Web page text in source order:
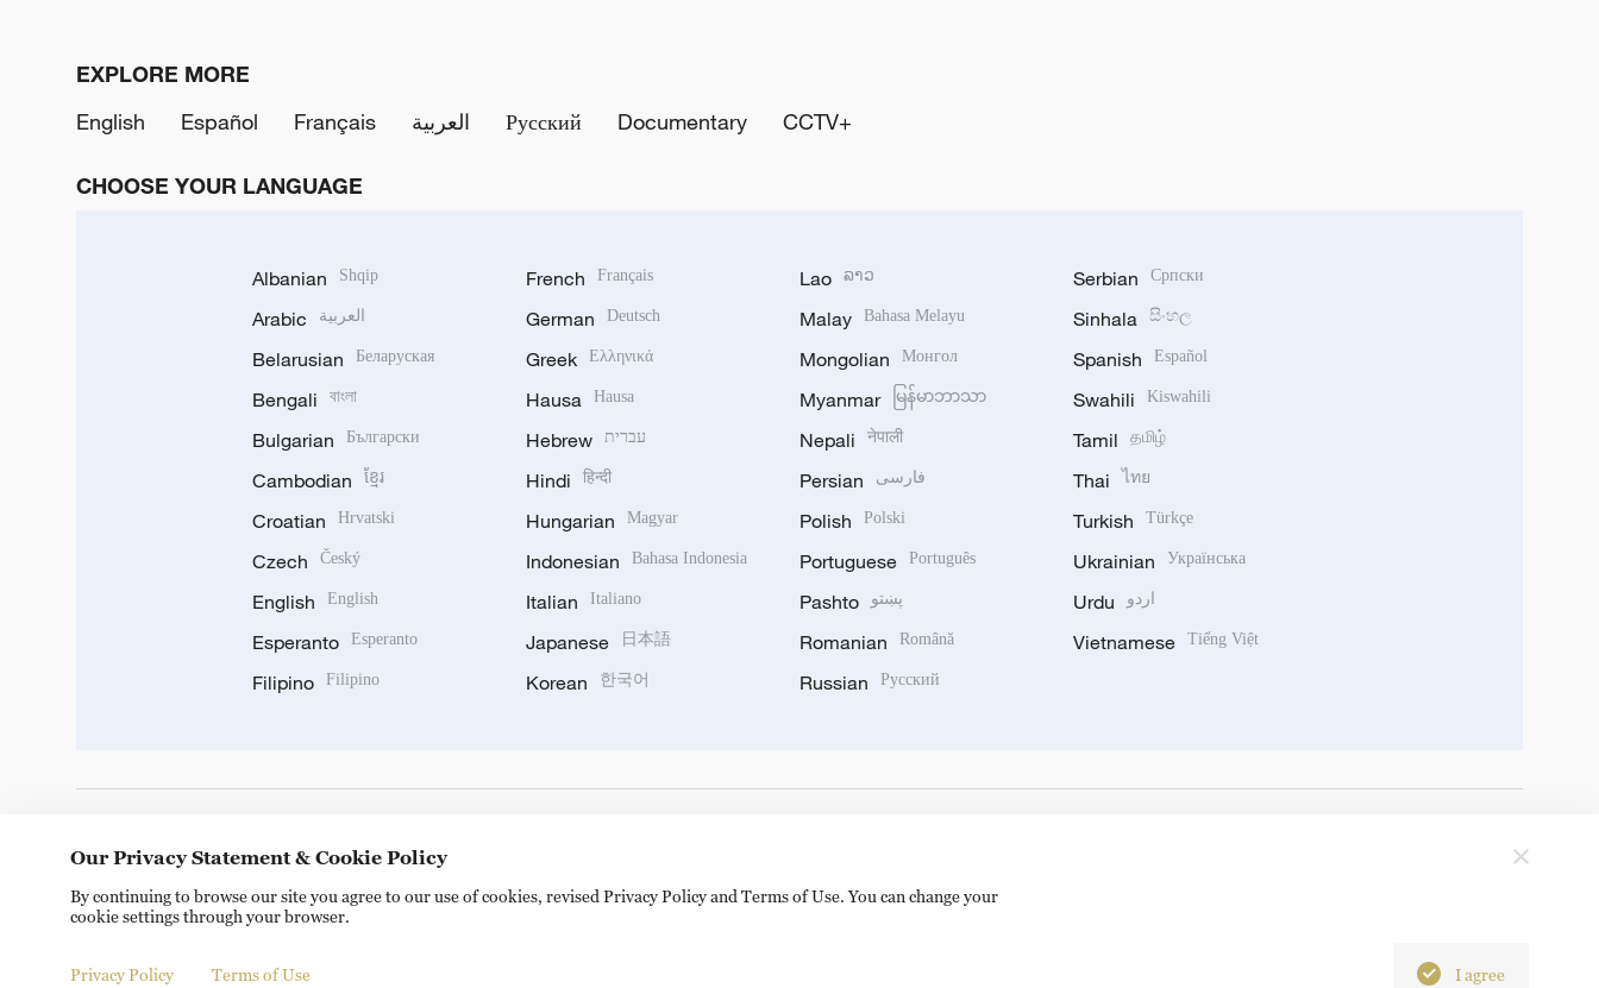
EXPLORE MORE
English
Español Français العربية Русский Documentary CCTV+
CHOOSE YOUR LANGUAGE
Albanian Shqip
Arabic العربية
Belarusian Беларуская
Bengali বাংলা
Bulgarian Български
Cambodian ខ្មែរ
Croatian Hrvatski
Czech Český
English English
Esperanto Esperanto
Filipino Filipino
French Français
German Deutsch
Greek Ελληνικά
Hausa Hausa
Hebrew עברית
Hindi हिन्दी
Hungarian Magyar
Indonesian Bahasa Indonesia
Italian Italiano
Japanese 日本語
Korean 한국어
Lao ລາວ
Malay Bahasa Melayu
Mongolian Монгол
Myanmar မြန်မာဘာသာ
Nepali नेपाली
Persian فارسی
Polish Polski
Portuguese Português
Pashto پښتو
Romanian Română
Russian Русский
Serbian Српски
Sinhala සිංහල
Spanish Español
Swahili Kiswahili
Tamil தமிழ்
Thai ไทย
Turkish Türkçe
Ukrainian Українська
Urdu اردو
Vietnamese Tiếng Việt
© China Radio International.CRI. All Rights Reserved. 16A Shijingshan Road, Beijing, China. 100040
Our Privacy Statement & Cookie Policy
By continuing to browse our site you agree to our use of cookies, revised Privacy Policy and Terms of Use. You can change your
cookie settings through your browser.
Privacy Policy Terms of Use I agree